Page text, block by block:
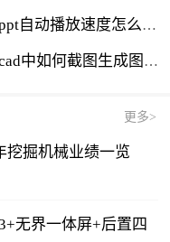
度怎么调慢？ 世界报资讯
如何截图生成图片？
更多>
挖掘机械业绩一览
无界一体屏+后置四